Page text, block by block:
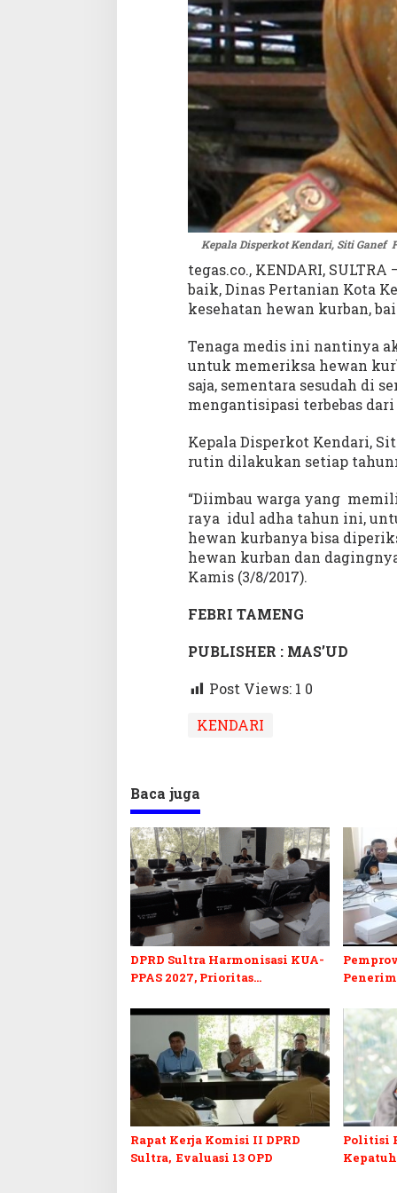
k
s
a
H
e
w
K
u
b
a
n
Kepala Disperkot Kendari, Siti Ganef
tegas.co., KENDARI,
baik, Dinas Pertanian Kota
kesehatan hewan kurban,
Tenaga medis ini nantinya
untuk memeriksa hewan
saja, sementara sesudah di
mengantisipasi terbebas
Kepala Disperkot Kendari,
rutin dilakukan setiap
“Diimbau warga yang
raya idul adha tahun ini,
hewan kurbanya bisa
hewan kurban dan
Kamis (3/8/2017).
FEBRI TAMENG
PUBLISHER : MAS’UD
Post Views: 1 0
KENDARI
Baca juga
DPRD Sultra Harmonisasi KUA-
PPAS 2027, Prioritas
Pelunasan Utang Infrastruktur
Rapat Kerja Komisi II DPRD
Sultra, Evaluasi 13 OPD
Politisi